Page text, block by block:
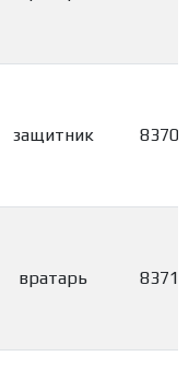
защитник 8370
вратарь 8371